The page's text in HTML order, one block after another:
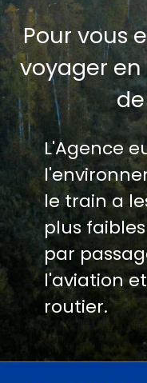
Pour vous
voyager
L'Agence
le train a
plus
par
l'aviation
routier.